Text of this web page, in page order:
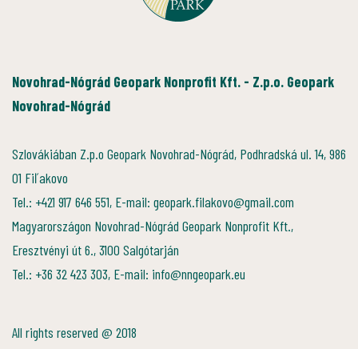
Novohrad-Nógrád Geopark Nonprofit Kft. - Z.p.o. Geopark
Novohrad-Nógrád
Szlovákiában Z.p.o Geopark Novohrad-Nógrád, Podhradská ul. 14, 986
01 Fiľakovo
Tel.: +421 917 646 551, E-mail: geopark.filakovo@gmail.com
Magyarországon Novohrad-Nógrád Geopark Nonprofit Kft.,
Eresztvényi út 6., 3100 Salgótarján
Tel.: +36 32 423 303, E-mail: info@nngeopark.eu
All rights reserved @ 2018